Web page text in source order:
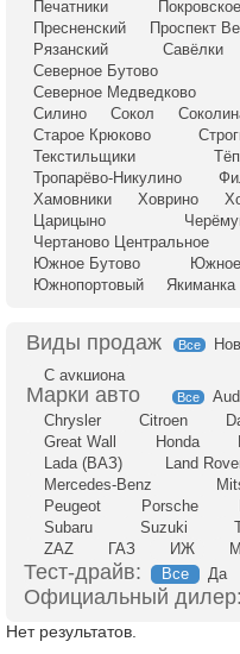
Печатники
Пресненский
Проспект
Рязанский
Савёлки
Северное Бутово
Северное Медведково
Силино
Сокол
Старое Крюково
Текстильщики
Тропарёво-Никулино
Хамовники
Ховрино
Царицыно
Чертаново Центральное
Южное Бутово
Южнопортовый
Якиманка
Все
С аукциона
Все
Chrysler
Citroen
Great Wall
Honda
Lada (ВАЗ)
Land
Mercedes-Benz
Peugeot
Porsche
Subaru
Suzuki
ZAZ
ГАЗ ИЖ
Тест-драйв: Все Да
Официальный дилер:
Нет результатов.